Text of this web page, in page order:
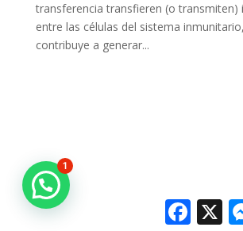
transferencia transfieren (o transmiten)
entre las células del sistema
contribuye a generar...
Facebook
1